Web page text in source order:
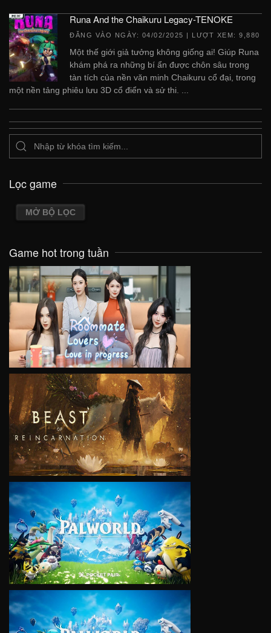
Runa And the Chaikuru Legacy-TENOKE
ĐĂNG VÀO NGÀY: 04/02/2025 | LƯỢT XEM: 9,880
Một thế giới giả tưởng không giống ai! Giúp Runa
khám phá ra những bí ẩn được chôn sâu trong
tàn tích của nền văn minh Chaikuru cổ đại, trong
một nền tảng phiêu lưu 3D cổ điển và sử thi. ...
Lọc game
MỞ BỘ LỌC
Game hot trong tuần
VIEW
VIEW
VIEW